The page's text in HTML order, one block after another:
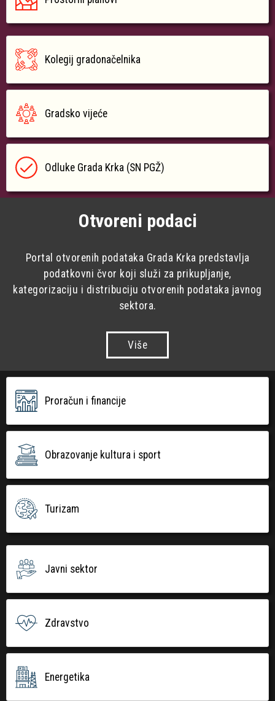
Kolegij gradonačelnika
Gradsko vijeće
Odluke Grada Krka (SN PGŽ)
Otvoreni podaci
Portal otvorenih podataka Grada Krka predstavlja
podatkovni čvor koji služi za prikupljanje,
kategorizaciju i distribuciju otvorenih podataka javnog
sektora.
Više
Proračun i financije
Obrazovanje kultura i sport
Turizam
Javni sektor
Zdravstvo
Energetika